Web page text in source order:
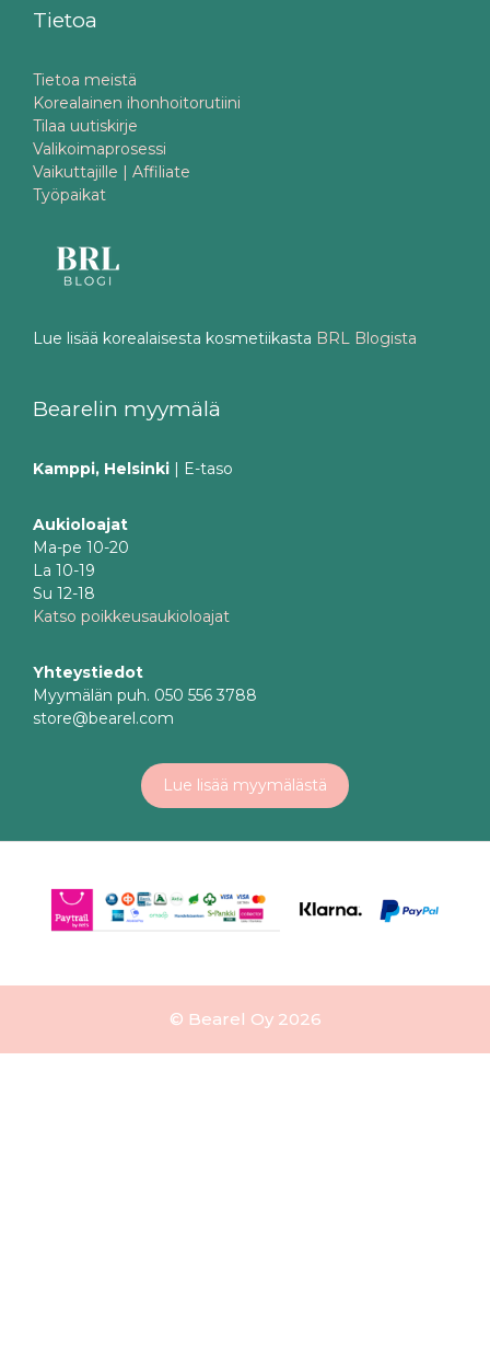
Tietoa
Tietoa meistä
Korealainen ihonhoitorutiini
Tilaa uutiskirje
Valikoimaprosessi
Vaikuttajille | Affiliate
Työpaikat
Lue lisää korealaisesta kosmetiikasta BRL Blogista
Bearelin myymälä
Kamppi, Helsinki | E-taso
Aukioloajat
Ma-pe 10-20
La 10-19
Su 12-18
Katso poikkeusaukioloajat
Yhteystiedot
Myymälän puh. 050 556 3788
store@bearel.com
Lue lisää myymälästä
© Bearel Oy 2026